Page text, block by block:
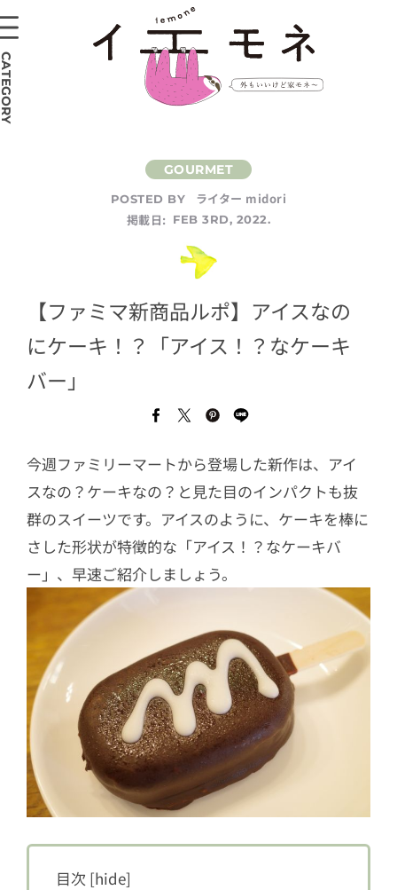
POSTED BY
ライター midori
掲載日:
FEB 3RD, 2022.
【ファミマ新商品ルポ】アイスなの
にケーキ！？「アイス！？なケーキ
バー」
今週ファミリーマートから登場した新作は、アイ
スなの？ケーキなの？と見た目のインパクトも抜
群のスイーツです。アイスのように、ケーキを棒に
さした形状が特徴的な「アイス！？なケーキバ
ー」、早速ご紹介しましょう。
目次 [hide]